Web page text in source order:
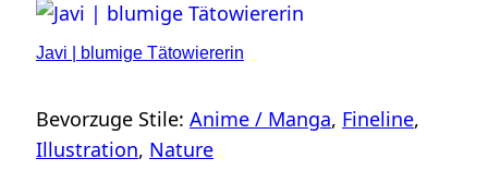
Javi | blumige Tätowiererin
Bevorzuge Stile: Anime / Manga, Fineline
Illustration, Nature